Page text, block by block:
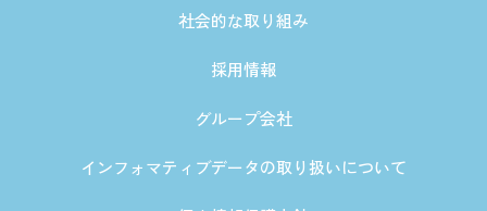
社会的な取り組み
採用情報
グループ会社
インフォマティブデータの取り扱いについて